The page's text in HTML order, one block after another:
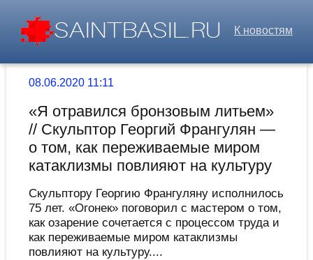
К новостям
08.06.2020 11:11
«Я отравился бронзовым литьем»
// Скульптор Георгий Франгулян —
о том, как переживаемые миром
катаклизмы повлияют на культуру
Скульптору Георгию Франгуляну исполнилось
75 лет. «Огонек» поговорил с мастером о том,
как озарение сочетается с процессом труда и
как переживаемые миром катаклизмы
повлияют на культуру....